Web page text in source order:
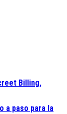
Billing,
a paso para la